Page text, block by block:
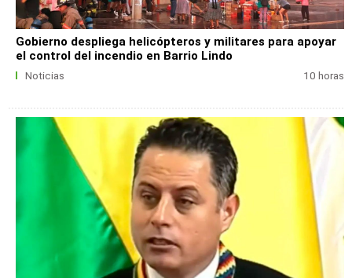
Gobierno despliega helicópteros y militares para apoyar
el control del incendio en Barrio Lindo
Noticias 10 horas